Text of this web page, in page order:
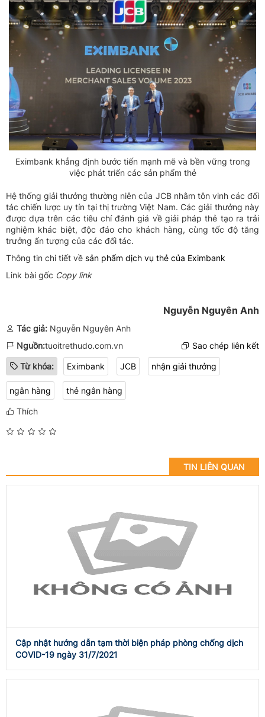
Eximbank khẳng định bước tiến mạnh mẽ và bền vững trong
việc phát triển các sản phẩm thẻ
Hệ thống giải thưởng thường niên của JCB nhằm tôn vinh các đối
tác chiến lược uy tín tại thị trường Việt Nam. Các giải thưởng này
được dựa trên các tiêu chí đánh giá về giải pháp thẻ tạo ra trải
nghiệm khác biệt, độc đáo cho khách hàng, cùng tốc độ tăng
trưởng ấn tượng của các đối tác.
Thông tin chi tiết về sản phẩm dịch vụ thẻ của Eximbank
Link bài gốc Copy link
Nguyễn Nguyên Anh
Tác giả: Nguyễn Nguyên Anh
Nguồn:tuoitrethudo.com.vn Sao chép liên kết
Từ khóa: Eximbank JCB nhận giải thưởng
ngân hàng thẻ ngân hàng
Thích
TIN LIÊN QUAN
Cập nhật hướng dẫn tạm thời biện pháp phòng chống dịch
COVID-19 ngày 31/7/2021